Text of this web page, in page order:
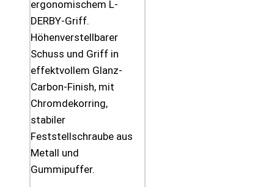
ergonomischem L-
DERBY-Griff.
Höhenverstellbarer
Schuss und Griff in
effektvollem Glanz-
Carbon-Finish, mit
Chromdekorring,
stabiler
Feststellschraube aus
Metall und
Gummipuffer.